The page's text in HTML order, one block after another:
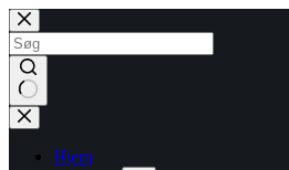
Fortsæt
til
indhold
Ingen
resultater
Hjem